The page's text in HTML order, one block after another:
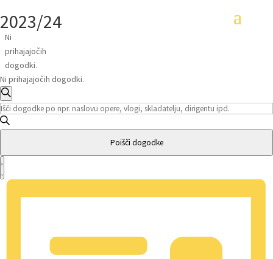
2023/24
Ni
prihajajočih
dogodki.
Ni prihajajočih dogodki.
Dogodki
Navigacija
za
in
oglede
Iskanje
Vnesite
ključno
Dogodki
po
Poišči dogodke
Dogodek
Pogledi
Navigacije
Seznam